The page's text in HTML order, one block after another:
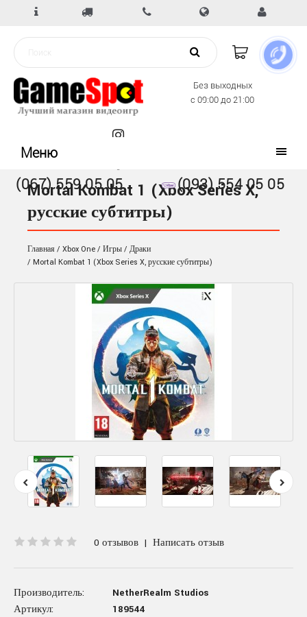
Без выходных
с 09:00 до 21:00
(067) 559 05 05 (093) 554 05 05
Меню
Mortal Kombat 1 (Xbox Series X,
русские субтитры)
Главная Xbox One Игры
Драки
Mortal Kombat 1 (Xbox Series X, русские субтитры)
0 отзывов | Написать отзыв
Производитель:
NetherRealm Studios
Артикул:
189544